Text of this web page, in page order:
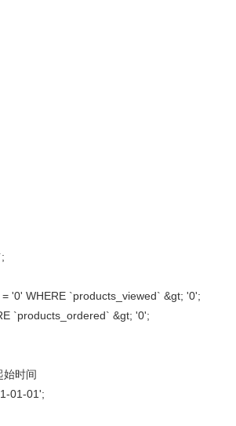
'0' WHERE `products_viewed` &gt; '0';
`products_ordered` &gt; '0';
始时间
01-01';